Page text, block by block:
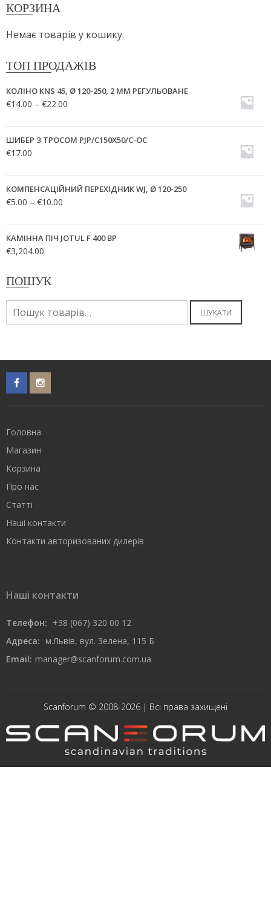
КОРЗИНА
Немає товарів у кошику.
ТОП ПРОДАЖІВ
КОЛІНО KNS 45, Ø 120-250, 2 ММ РЕГУЛЬОВАНЕ
€14.00 – €22.00
ШИБЕР З ТРОСОМ PJP/C150X50/C-OC
€17.00
КОМПЕНСАЦІЙНИЙ ПЕРЕХІДНИК WJ, Ø 120-250
€5.00 – €10.00
КАМІННА ПІЧ JOTUL F 400 BP
€3,204.00
ПОШУК
Шукати: ШУКАТИ
Головна
Магазин
Корзина
Про нас
Статті
Наші контакти
Контакти авторизованих дилерів
Наші контакти
Телефон: +38 (067) 320 00 12
Адреса: м.Львів, вул. Зелена, 115 Б
Email: manager@scanforum.com.ua
Scanforum © 2008-2026 | Всі права захищені